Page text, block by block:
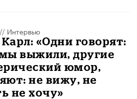
// Интервью
«Одни говорят:
выжили, другие
юмор,
не вижу, не
не хочу»